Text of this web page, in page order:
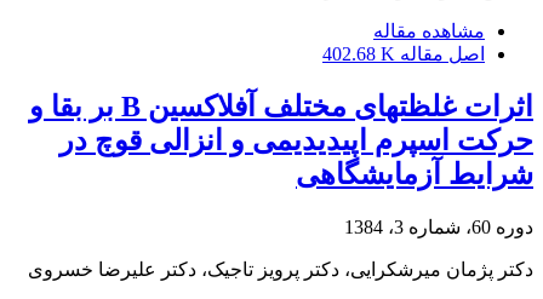
مشاهده مقاله
اصل مقاله 402.68 K
اثرات غلظتهای مختلف آفلاکسین B بر بقا و
حرکت اسپرم اپیدیدیمی و انزالی قوچ در
شرایط آزمایشگاهی
دوره 60، شماره 3، 1384
دکتر پژمان میرشکرایی، دکتر پرویز تاجیک، دکتر علیرضا خسروی